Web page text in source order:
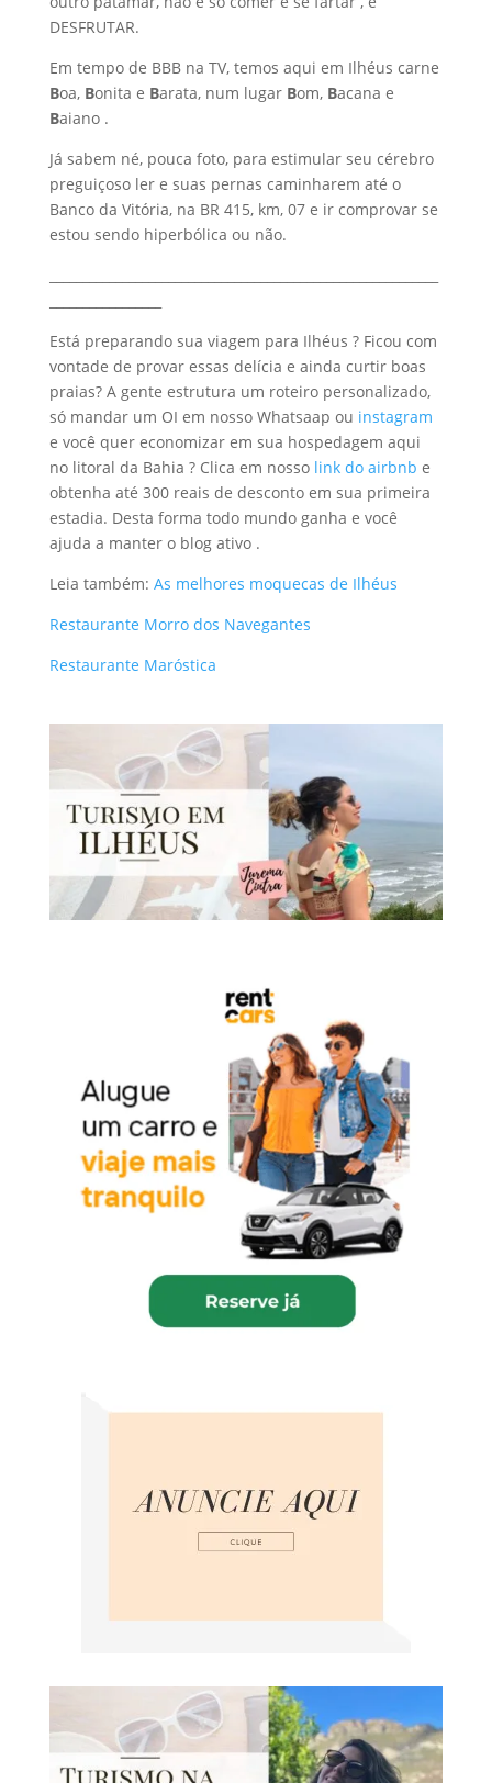
DESFRUTAR.
Em tempo de BBB na TV, temos aqui em Ilhéus carne
Boa, Bonita e Barata, num lugar Bom, Bacana e
Baiano .
Já sabem né, pouca foto, para estimular seu cérebro
preguiçoso ler e suas pernas caminharem até o
Banco da Vitória, na BR 415, km, 07 e ir comprovar se
estou sendo hiperbólica ou não.
Está preparando sua viagem para Ilhéus ? Ficou com
vontade de provar essas delícia e ainda curtir boas
praias? A gente estrutura um roteiro personalizado,
só mandar um OI em nosso Whatsaap ou instagram
e você quer economizar em sua hospedagem aqui
no litoral da Bahia ? Clica em nosso link do airbnb e
obtenha até 300 reais de desconto em sua primeira
estadia. Desta forma todo mundo ganha e você
ajuda a manter o blog ativo .
Leia também: As melhores moquecas de Ilhéus
Restaurante Morro dos Navegantes
Restaurante Maróstica